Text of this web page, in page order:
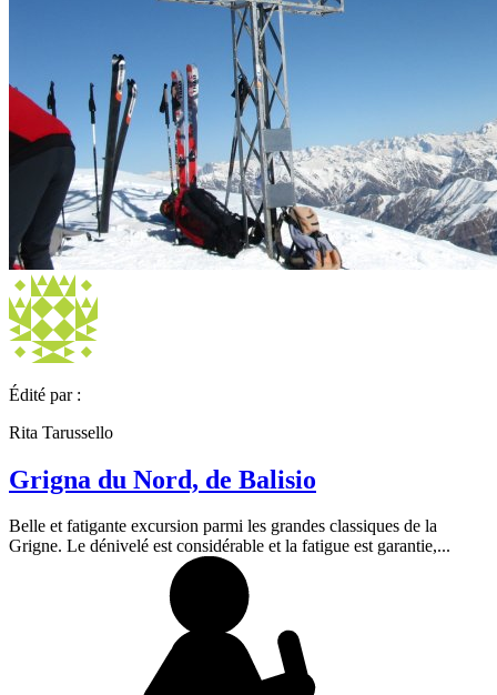
Édité par :
Rita Tarussello
Grigna du Nord, de Balisio
Belle et fatigante excursion parmi les grandes classiques de la
Grigne. Le dénivelé est considérable et la fatigue est garantie,...